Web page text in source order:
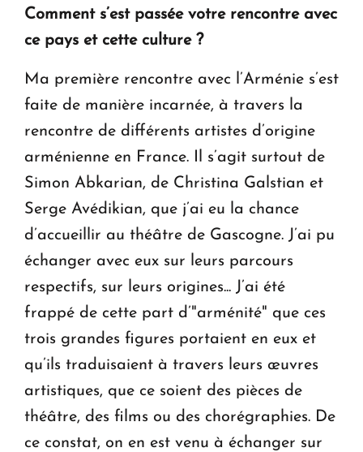
Comment s’est passée votre rencontre avec
ce pays et cette culture ?
Ma première rencontre avec l’Arménie s’est
faite de manière incarnée, à travers la
rencontre de différents artistes d’origine
arménienne en France. Il s’agit surtout de
Simon Abkarian, de Christina Galstian et
Serge Avédikian, que j’ai eu la chance
d’accueillir au théâtre de Gascogne. J’ai pu
échanger avec eux sur leurs parcours
respectifs, sur leurs origines... J’ai été
frappé de cette part d’"arménité" que ces
trois grandes figures portaient en eux et
qu’ils traduisaient à travers leurs œuvres
artistiques, que ce soient des pièces de
théâtre, des films ou des chorégraphies. De
ce constat, on en est venu à échanger sur